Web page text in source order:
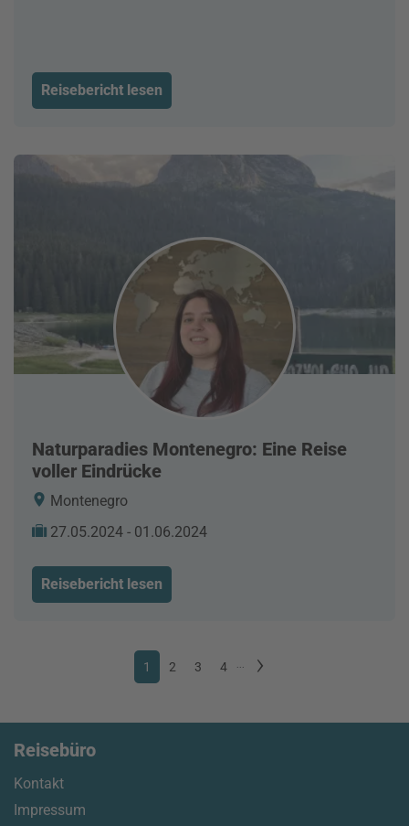
Reisebericht lesen
Naturparadies Montenegro: Eine Reise
voller Eindrücke
Montenegro
27.05.2024 - 01.06.2024
Reisebericht lesen
1 2 3 4
Reisebüro
Kontakt
Impressum